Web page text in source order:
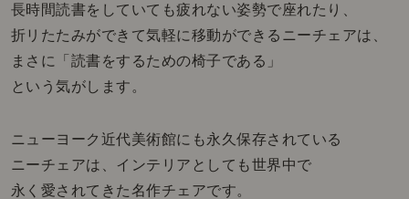
長時間読書をしていても疲れない姿勢で座れたり、
折リたたみができて気軽に移動ができるニーチェアは、
まさに「読書をするための椅子である」
という気がします。
ニューヨーク近代美術館にも永久保存されている
ニーチェアは、インテリアとしても世界中で
永く愛されてきた名作チェアです。